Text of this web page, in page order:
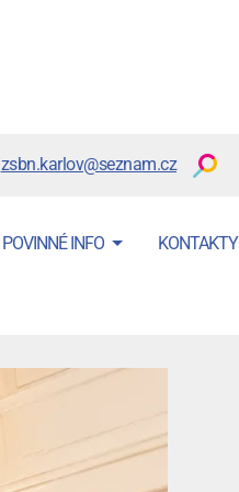
zsbn.karlov@seznam.cz
POVINNÉ INFO KONTAKTY